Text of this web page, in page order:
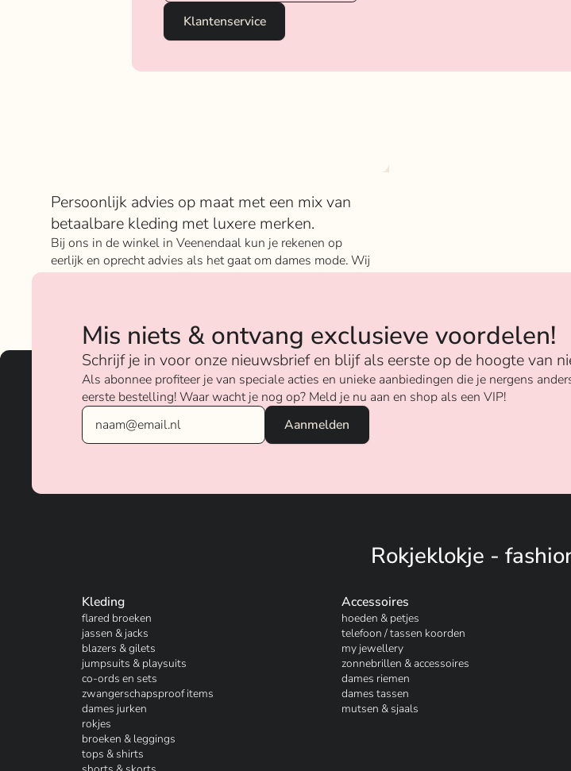
Klantenservice
Over Rokje Klokje
Persoonlijk advies op maat met een mix van
betaalbare kleding met luxere merken.
Bij ons in de winkel in Veenendaal kun je rekenen op
eerlijk en oprecht advies als het gaat om dames mode. Wij
geloven sterk in ons concept; het mixen en matchen van
Over ons
Mis niets & ontvang exclusieve voordelen!
Schrijf je in voor onze nieuwsbrief en blijf als eerste op de hoogte van
Als abonnee profiteer je van speciale acties en unieke aanbiedingen die je nergens
eerste bestelling! Waar wacht je nog op? Meld je nu aan en shop als een VIP!
Rokjeklokje -
Kleding
flared broeken
jassen & jacks
blazers & gilets
jumpsuits & playsuits
co-ords en sets
zwangerschapsproof items
dames jurken
rokjes
broeken & leggings
tops & shirts
Accessoires
hoeden & petjes
telefoon / tassen koorden
my jewellery
zonnebrillen & accessoires
dames riemen
dames tassen
mutsen & sjaals